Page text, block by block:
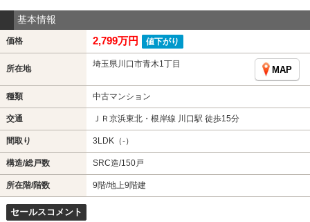
基本情報
価格 2,799万円 値下がり
所在地 埼玉県川口市青木1丁目
MAP
種類 中古マンション
交通 ＪＲ京浜東北・根岸線 川口駅 徒歩15分
間取り 3LDK（-）
構造/総戸数 SRC造/150戸
所在階/階数 9階/地上9階建
セールスコメント